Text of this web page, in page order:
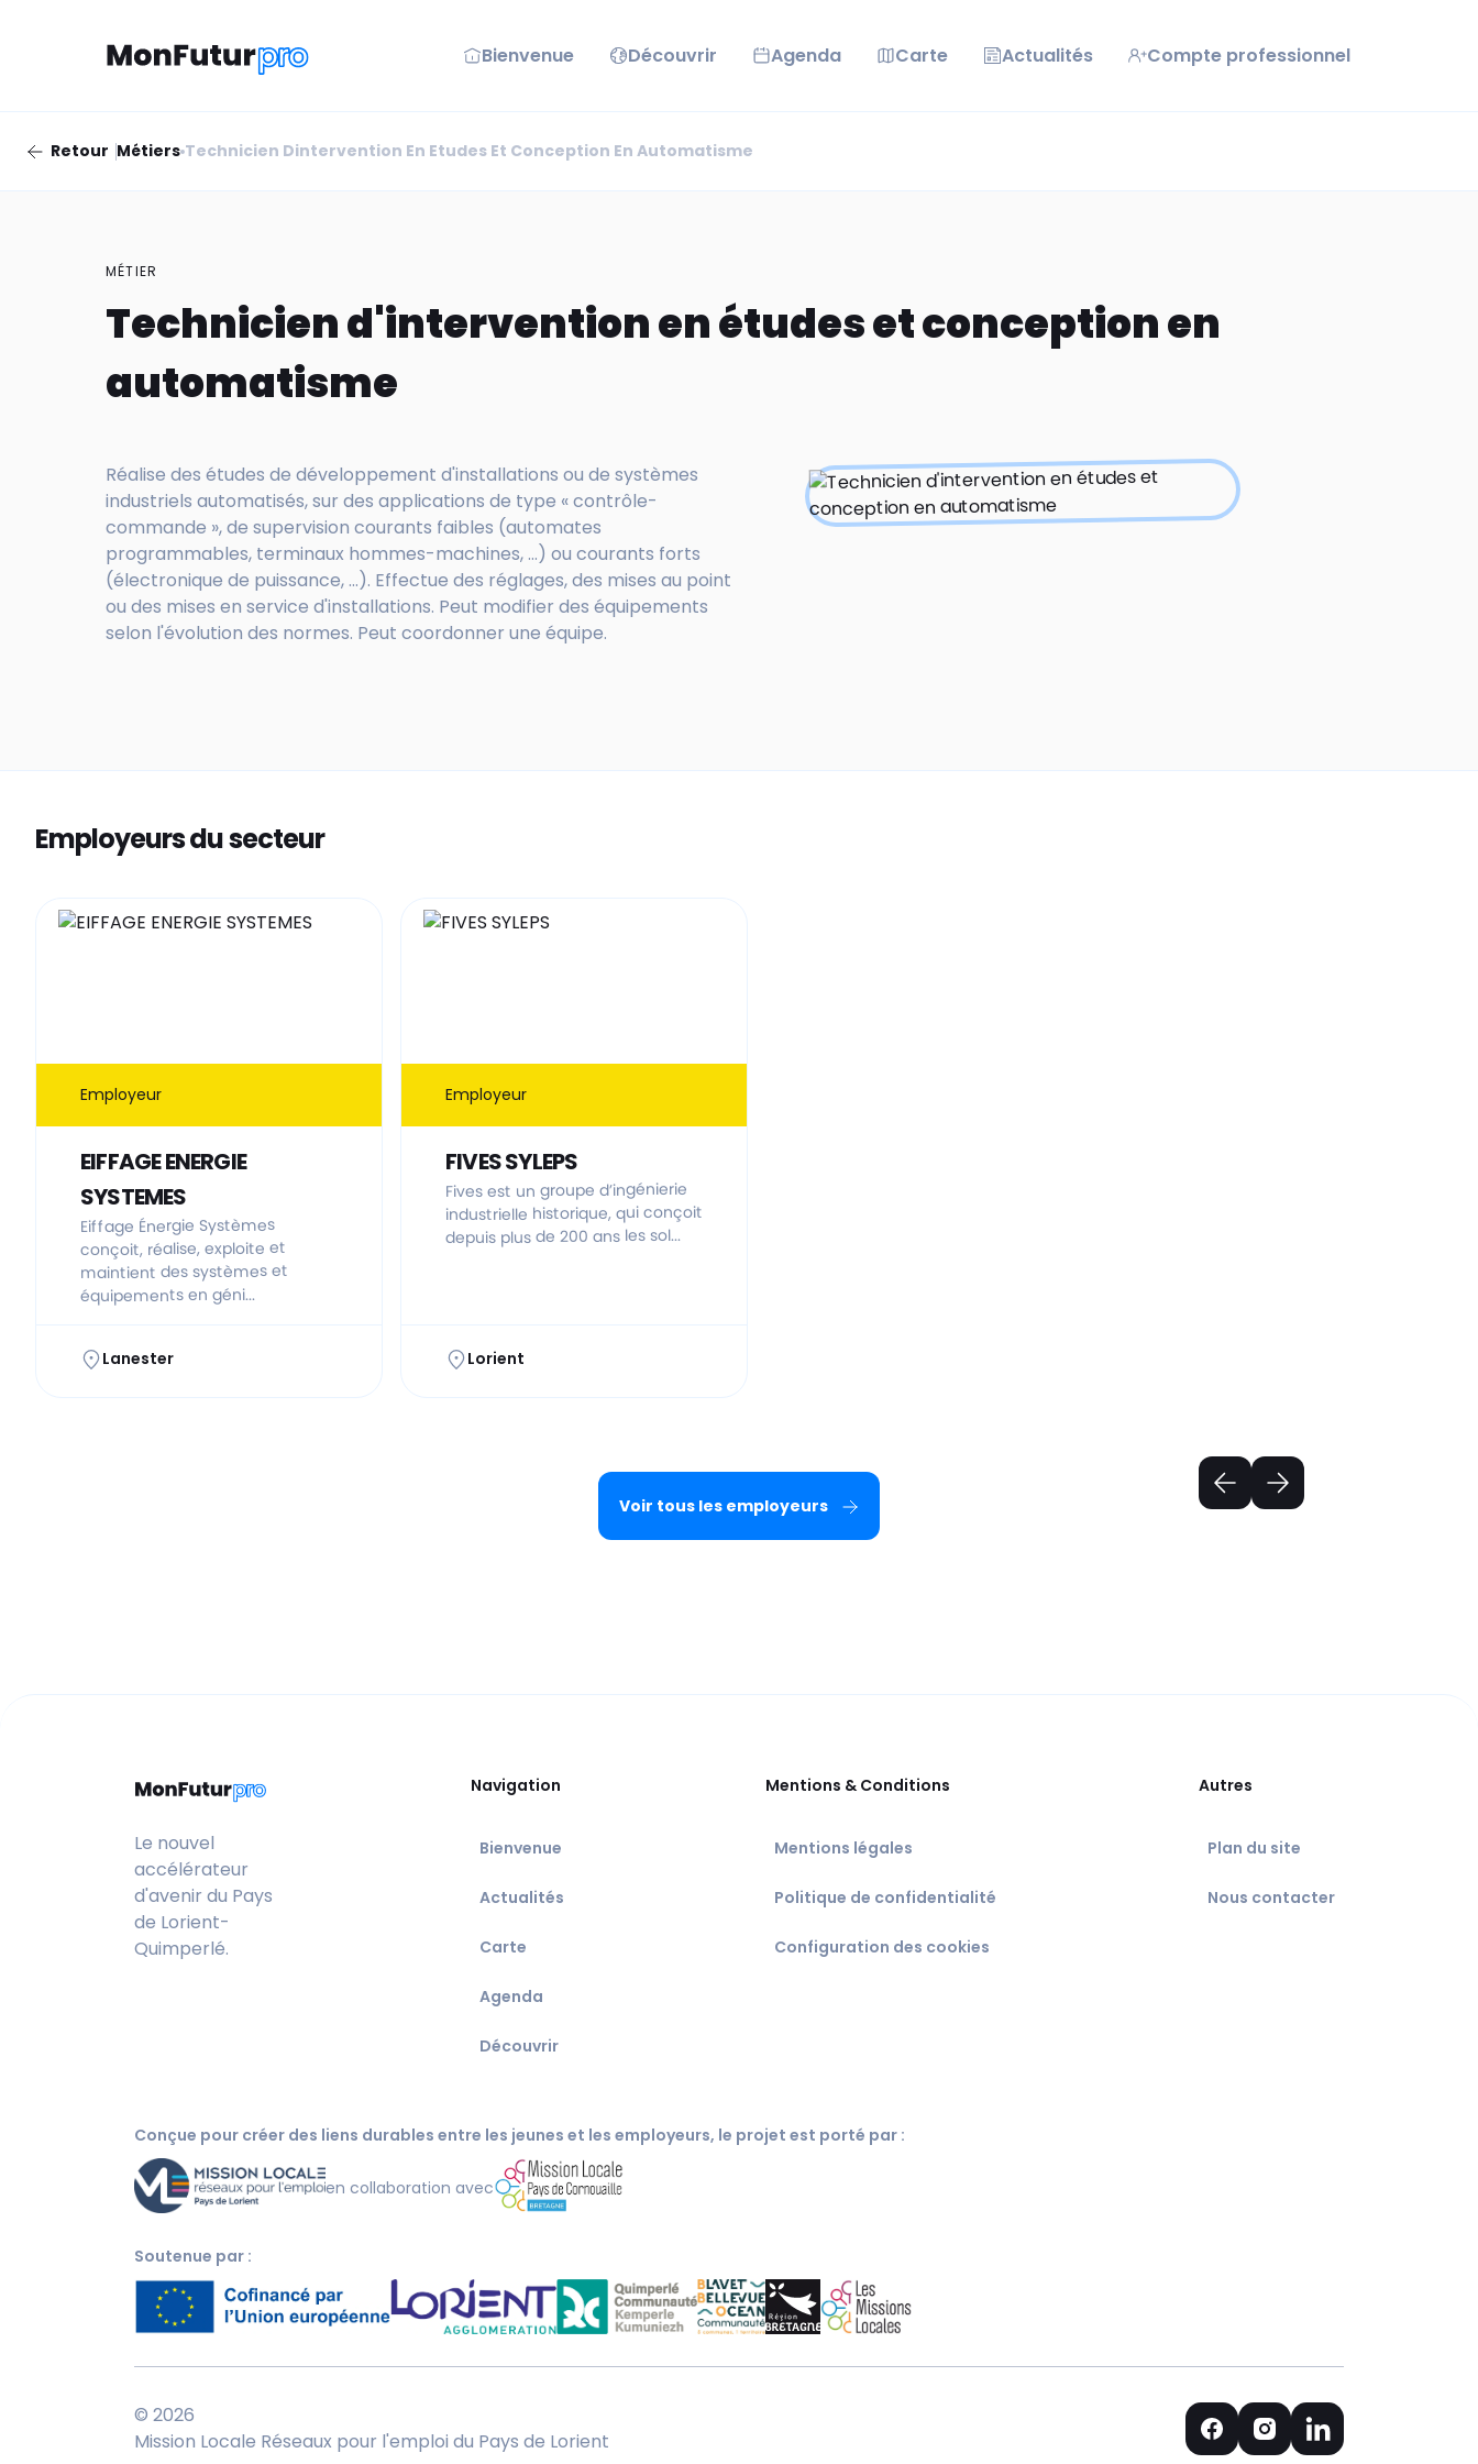
Bienvenue Découvrir Agenda Carte Actualités Compte professionnel
Retour Métiers Technicien Dintervention En Etudes Et Conception En Automatisme
MÉTIER
Technicien d'intervention en études et conception en
automatisme
Réalise des études de développement d'installations ou de systèmes
industriels automatisés, sur des applications de type « contrôle-
commande », de supervision courants faibles (automates
programmables, terminaux hommes-machines, ...) ou courants forts
(électronique de puissance, ...). Effectue des réglages, des mises au point
ou des mises en service d'installations. Peut modifier des équipements
selon l'évolution des normes. Peut coordonner une équipe.
Employeurs du secteur
Employeur
EIFFAGE ENERGIE
SYSTEMES
Eiffage Énergie Systèmes
conçoit, réalise, exploite et
maintient des systèmes et
équipements en géni...
Lanester
Employeur
FIVES SYLEPS
Fives est un groupe d’ingénierie
industrielle historique, qui conçoit
depuis plus de 200 ans les sol...
Lorient
Voir tous les employeurs
Le nouvel
accélérateur
d'avenir du Pays
de Lorient-
Quimperlé.
Navigation
Bienvenue
Actualités
Carte
Agenda
Découvrir
Mentions & Conditions
Mentions légales
Politique de confidentialité
Configuration des cookies
Autres
Plan du site
Nous contacter
Conçue pour créer des liens durables entre les jeunes et les employeurs, le projet est porté par :
en collaboration avec
Soutenue par :
© 2026
Mission Locale Réseaux pour l'emploi du Pays de Lorient